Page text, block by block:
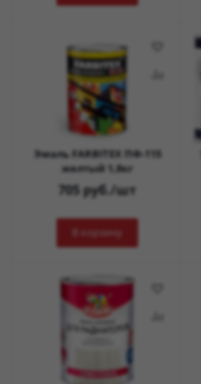
Эмаль FARBITEX ПФ-115
желтый 1,8кг
705 руб./шт
В корзину